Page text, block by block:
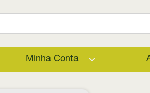
Minha Conta